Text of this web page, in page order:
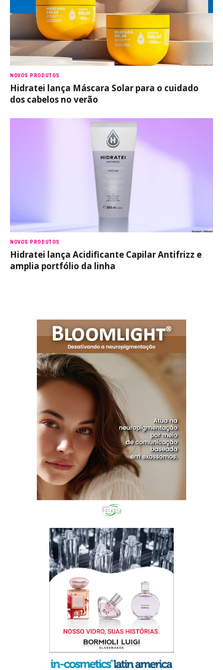
NOVOS PRODUTOS
Hidratei lança Máscara Solar para o cuidado
dos cabelos no verão
NOVOS PRODUTOS
Hidratei lança Acidificante Capilar Antifrizz e
amplia portfólio da linha